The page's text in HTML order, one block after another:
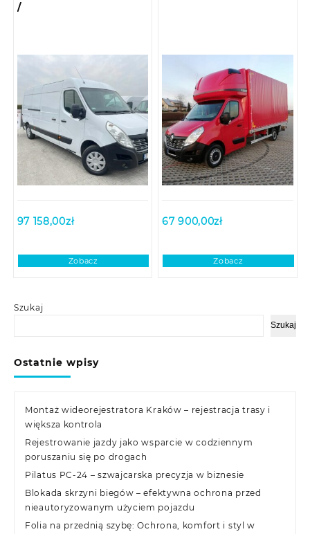
Szukaj
Szukaj
Ostatnie wpisy
Montaż wideorejestratora Kraków – rejestracja trasy i
większa kontrola
Rejestrowanie jazdy jako wsparcie w codziennym
poruszaniu się po drogach
Pilatus PC-24 – szwajcarska precyzja w biznesie
Blokada skrzyni biegów – efektywna ochrona przed
nieautoryzowanym użyciem pojazdu
Folia na przednią szybę: Ochrona, komfort i styl w
/
97 158,00zł
Zobacz
67 900,00zł
Zobacz